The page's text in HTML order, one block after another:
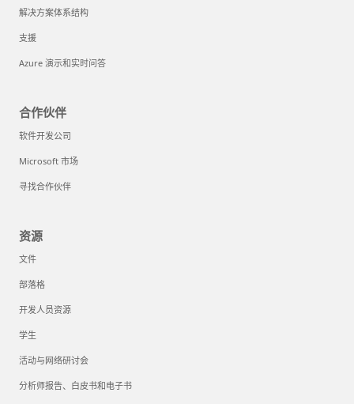
解决方案体系结构
支援
Azure 演示和实时问答
合作伙伴
软件开发公司
Microsoft 市场
寻找合作伙伴
资源
文件
部落格
开发人员资源
学生
活动与网络研讨会
分析师报告、白皮书和电子书